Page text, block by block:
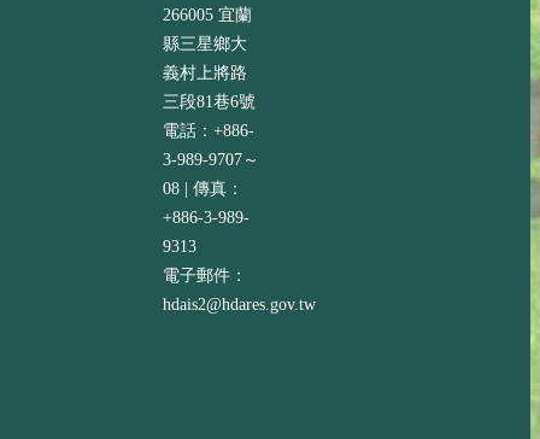
266005 宜蘭
縣三星鄉大
義村上將路
三段81巷6號
電話：+886-
3-989-9707～
08 | 傳真：
+886-3-989-
9313
電子郵件：
hdais2@hdares.gov.tw